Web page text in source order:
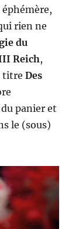
éphémère,
rien ne
du
Reich,
titreDes
panier et
le (sous)